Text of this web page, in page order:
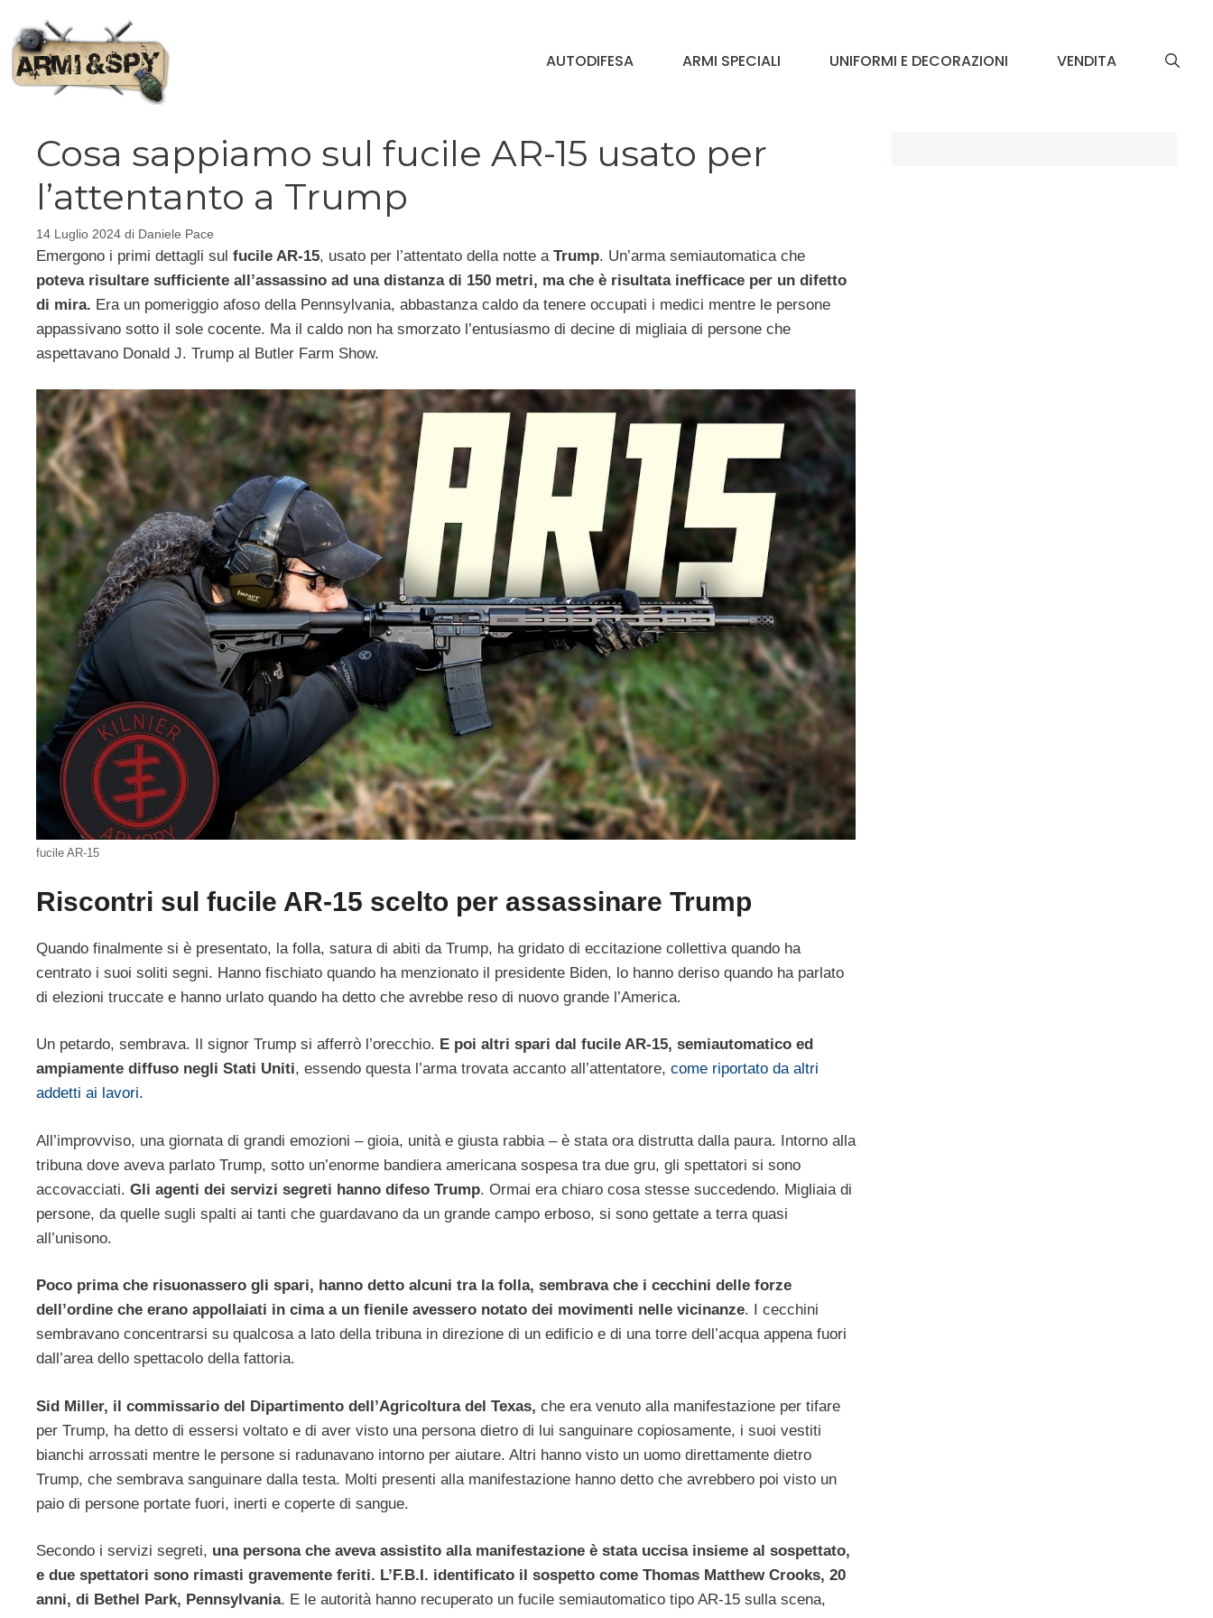
contenuto
AUTODIFESA ARMI SPECIALI UNIFORMI E DECORAZIONI VENDITA
Cosa sappiamo sul fucile AR-15 usato per
l’attentanto a Trump
14 Luglio 2024 di Daniele Pace
Emergono i primi dettagli sul fucile AR-15, usato per l’attentato della notte a Trump. Un’arma semiautomatica che
poteva risultare sufficiente all’assassino ad una distanza di 150 metri, ma che è risultata inefficace per un difetto
di mira. Era un pomeriggio afoso della Pennsylvania, abbastanza caldo da tenere occupati i medici mentre le persone
appassivano sotto il sole cocente. Ma il caldo non ha smorzato l’entusiasmo di decine di migliaia di persone che
aspettavano Donald J. Trump al Butler Farm Show.
fucile AR-15
Riscontri sul fucile AR-15 scelto per assassinare Trump
Quando finalmente si è presentato, la folla, satura di abiti da Trump, ha gridato di eccitazione collettiva quando ha
centrato i suoi soliti segni. Hanno fischiato quando ha menzionato il presidente Biden, lo hanno deriso quando ha parlato
di elezioni truccate e hanno urlato quando ha detto che avrebbe reso di nuovo grande l’America.
Un petardo, sembrava. Il signor Trump si afferrò l’orecchio. E poi altri spari dal fucile AR-15, semiautomatico ed
ampiamente diffuso negli Stati Uniti, essendo questa l’arma trovata accanto all’attentatore, come riportato da altri
addetti ai lavori.
All’improvviso, una giornata di grandi emozioni – gioia, unità e giusta rabbia – è stata ora distrutta dalla paura. Intorno alla
tribuna dove aveva parlato Trump, sotto un’enorme bandiera americana sospesa tra due gru, gli spettatori si sono
accovacciati. Gli agenti dei servizi segreti hanno difeso Trump. Ormai era chiaro cosa stesse succedendo. Migliaia di
persone, da quelle sugli spalti ai tanti che guardavano da un grande campo erboso, si sono gettate a terra quasi
all’unisono.
Poco prima che risuonassero gli spari, hanno detto alcuni tra la folla, sembrava che i cecchini delle forze
dell’ordine che erano appollaiati in cima a un fienile avessero notato dei movimenti nelle vicinanze. I cecchini
sembravano concentrarsi su qualcosa a lato della tribuna in direzione di un edificio e di una torre dell’acqua appena fuori
dall’area dello spettacolo della fattoria.
Sid Miller, il commissario del Dipartimento dell’Agricoltura del Texas, che era venuto alla manifestazione per tifare
per Trump, ha detto di essersi voltato e di aver visto una persona dietro di lui sanguinare copiosamente, i suoi vestiti
bianchi arrossati mentre le persone si radunavano intorno per aiutare. Altri hanno visto un uomo direttamente dietro
Trump, che sembrava sanguinare dalla testa. Molti presenti alla manifestazione hanno detto che avrebbero poi visto un
paio di persone portate fuori, inerti e coperte di sangue.
Secondo i servizi segreti, una persona che aveva assistito alla manifestazione è stata uccisa insieme al sospettato,
e due spettatori sono rimasti gravemente feriti. L’F.B.I. identificato il sospetto come Thomas Matthew Crooks, 20
anni, di Bethel Park, Pennsylvania. E le autorità hanno recuperato un fucile semiautomatico tipo AR-15 sulla scena,